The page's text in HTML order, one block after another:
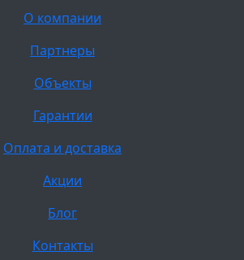
О компании
Партнеры
Объекты
Гарантии
Оплата и доставка
Акции
Блог
Контакты